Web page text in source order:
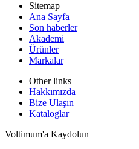
Sitemap
Ana Sayfa
Son haberler
Akademi
Ürünler
Markalar
Other links
Hakkımızda
Bize Ulaşın
Kataloglar
Voltimum'a Kaydolun